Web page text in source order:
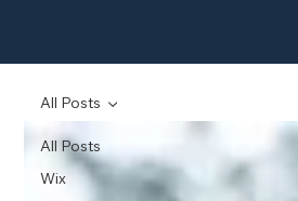
All Posts
Wix
All Posts